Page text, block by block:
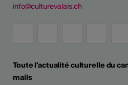
info@culturevalais.ch
Toute l'actualité culturelle du
mails